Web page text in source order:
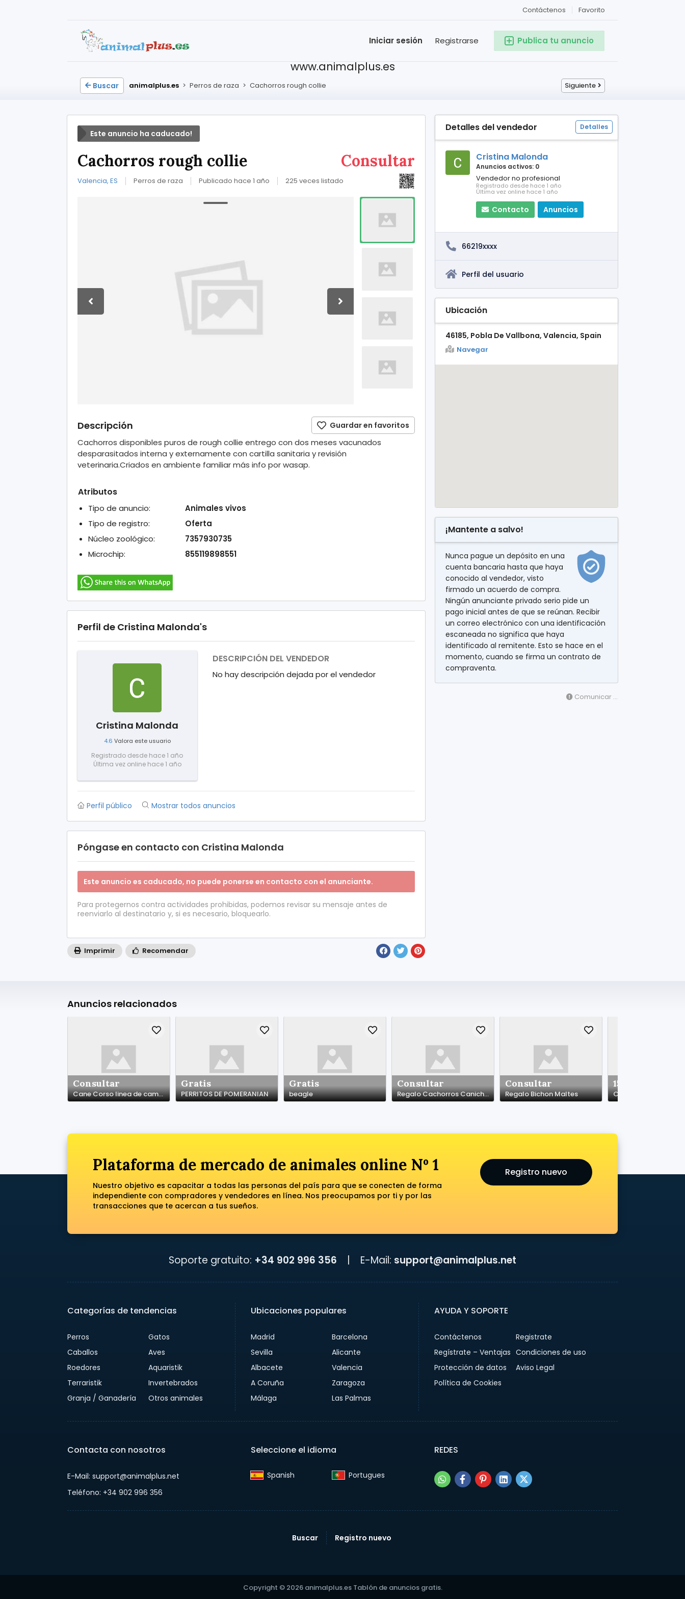
Favorito
Contáctenos
Publica tu anuncio
Registrarse
Iniciar sesión
www.animalplus.es
Buscar animalplus.es > Perros de raza > Cachorros rough collie Siguiente
Este anuncio ha caducado!
Consultar
Cachorros rough collie
Valencia, ES Perros de raza Publicado hace 1 año 225 veces listado
Guardar en favoritos
Descripción
Cachorros disponibles puros de rough collie entrego con dos meses vacunados
desparasitados interna y externamente con cartilla sanitaria y revisión
veterinaria.Criados en ambiente familiar más info por wasap.
Atributos
Tipo de anuncio:
Animales vivos
Tipo de registro:
Oferta
Núcleo zoológico:
7357930735
Microchip:
855119898551
Perfil de Cristina Malonda's
Cristina Malonda
4.6 Valora este usuario
Registrado desde hace 1 año
Última vez online hace 1 año
DESCRIPCIÓN DEL VENDEDOR
No hay descripción dejada por el vendedor
Perfil público Mostrar todos anuncios
Póngase en contacto con Cristina Malonda
Este anuncio es caducado, no puede ponerse en contacto con el anunciante.
Para protegernos contra actividades prohibidas, podemos revisar su mensaje antes de
reenviarlo al destinatario y, si es necesario, bloquearlo.
Imprimir Recomendar
Detalles del vendedor Detalles
Cristina Malonda
Anuncios activos: 0
Vendedor no profesional
Registrado desde hace 1 año
Última vez online hace 1 año
Contacto Anuncios
66219xxxx
Perfil del usuario
Ubicación
46185, Pobla De Vallbona, Valencia, Spain
Navegar
¡Mantente a salvo!
Nunca pague un depósito en una
cuenta bancaria hasta que haya
conocido al vendedor, visto
firmado un acuerdo de compra.
Ningún anunciante privado serio pide un
pago inicial antes de que se reúnan. Recibir
un correo electrónico con una identificación
escaneada no significa que haya
identificado al remitente. Esto se hace en el
momento, cuando se firma un contrato de
compraventa.
Comunicar ...
Anuncios relacionados
Consultar
Cane Corso linea de campeones de Belleza
Gratis
PERRITOS DE POMERANIAN
Gratis
beagle
Consultar
Regalo Cachorros Caniches*whatapps.623727736
Consultar
Regalo Bichon Maltes
150.00 €
Plataforma de mercado de animales online Nº 1
Nuestro objetivo es capacitar a todas las personas del país para que se conecten de forma
independiente con compradores y vendedores en línea. Nos preocupamos por ti y por las
transacciones que te acercan a tus sueños.
Registro nuevo
Soporte gratuito: +34 902 996 356 E-Mail: support@animalplus.net
Categorías de tendencias
Perros
Gatos
Caballos
Aves
Roedores
Aquaristik
Terraristik
Invertebrados
Granja / Ganadería
Otros animales
Ubicaciones populares
Madrid
Barcelona
Sevilla
Alicante
Albacete
Valencia
A Coruña
Zaragoza
Málaga
Las Palmas
AYUDA Y SOPORTE
Contáctenos
Registrate
Regístrate – Ventajas Condiciones de uso
Protección de datos
Aviso Legal
Política de Cookies
Contacta con nosotros
E-Mail: support@animalplus.net
Teléfono: +34 902 996 356
Seleccione el idioma
Spanish‎ Portugues‎
REDES
Buscar Registro nuevo
Copyright © 2026 animalplus.es Tablón de anuncios gratis.